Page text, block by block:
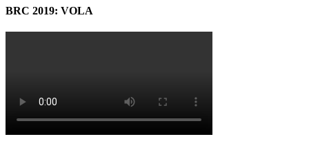
BRC 2019: VOLA